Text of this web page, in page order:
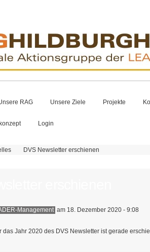
RAG Unsere Ziele Projekte
Login
DVS Newsletter erschienen
Management am 18. Dezember 2020 - 9:08
das Jahr 2020 des DVS Newsletter ist gerade